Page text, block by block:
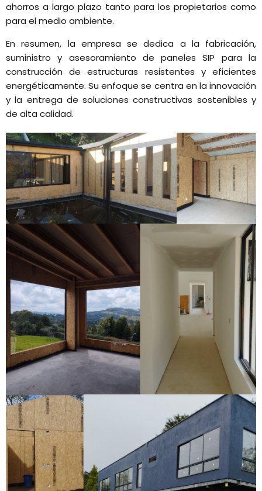
ahorros a largo plazo tanto para los propietarios como
para el medio ambiente.
En resumen, la empresa se dedica a la fabricación,
suministro y asesoramiento de paneles SIP para la
construcción de estructuras resistentes y eficientes
energéticamente. Su enfoque se centra en la innovación
y la entrega de soluciones constructivas sostenibles y
de alta calidad.